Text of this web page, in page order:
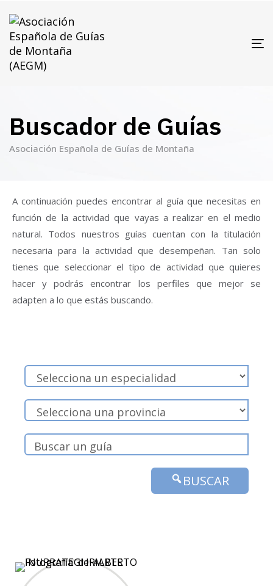
Buscador de Guías
Asociación Española de Guías de Montaña
A continuación puedes encontrar al guía que necesitas en
función de la actividad que vayas a realizar en el medio
natural. Todos nuestros guías cuentan con la titulación
necesaria para la actividad que desempeñan. Tan solo
tienes que seleccionar el tipo de actividad que quieres
hacer y podrás encontrar los perfiles que mejor se
adapten a lo que estás buscando.
BUSCAR